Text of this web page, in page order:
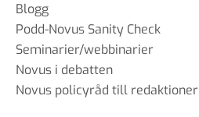
Blogg
Podd-Novus Sanity Check
Seminarier/webbinarier
Novus i debatten
Novus policyråd till redaktioner